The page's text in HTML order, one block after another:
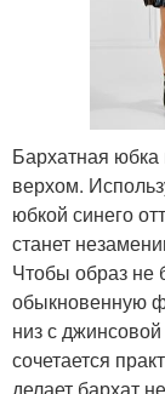
Бархатная юбка
верхом.
юбкой синего
станет
Чтобы образ не
обыкновенную
низ с
сочетается